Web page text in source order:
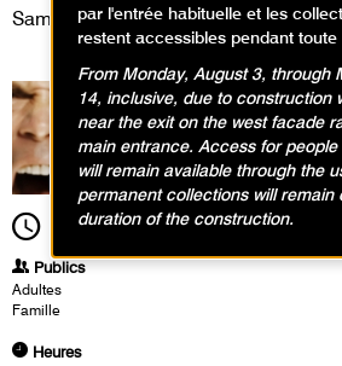
Samedi 3 octobre 2015
16h00 Durée2h00
Publics
Adultes
Famille
Heures
par l'entrée habituelle et les
restent accessibles pendant
From Monday, August 3, through
14, inclusive, due to construction
near the exit on the west facade
main entrance. Access for people
will remain available through the
permanent collections will remain
duration of the construction.